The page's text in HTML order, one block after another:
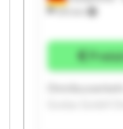
574 km